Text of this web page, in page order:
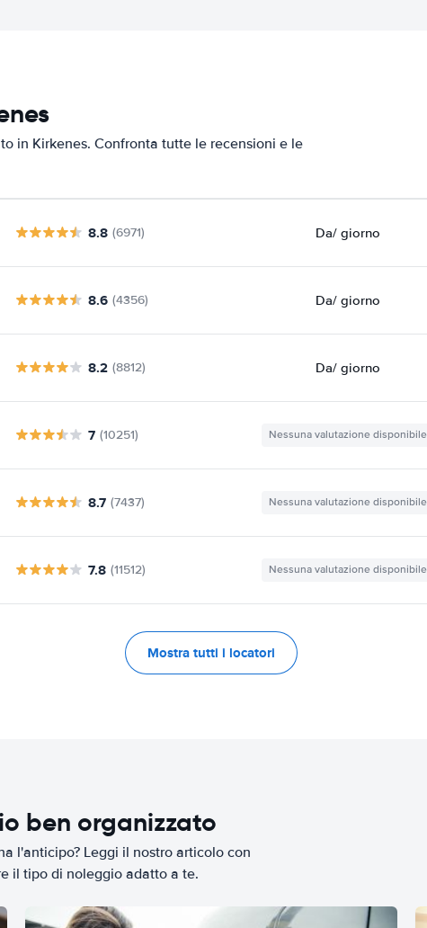
in Kirkenes. Confronta tutte le recensioni e le
8.8 (6971) Da/ giorno
8.6 (4356) Da/ giorno
8.2 (8812) Da/ giorno
7 (10251) Nessuna valutazione disponibile
8.7 (7437) Nessuna valutazione disponibile
7.8 (11512) Nessuna valutazione disponibile
Mostra tutti i locatori
ben organizzato
l'anticipo? Leggi il nostro articolo con
il tipo di noleggio adatto a te.